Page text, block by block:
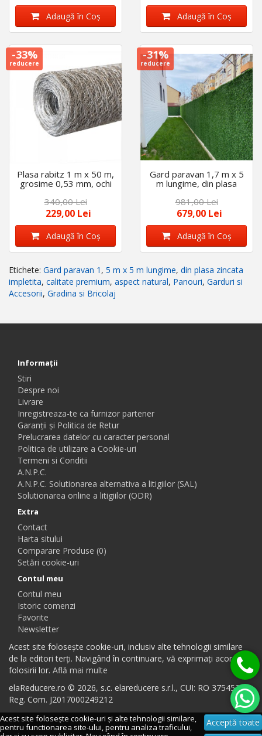
Adaugă în Coş Adaugă în Coş
-33%
reducere
Plasa rabitz 1 m x 50 m,
grosime 0,53 mm, ochi
340,00 Lei
229,00 Lei
Adaugă în Coş
-31%
reducere
Gard paravan 1,7 m x 5
m lungime, din plasa
zincata impletita, calitate
premium, aspect natural
981,00 Lei
679,00 Lei
Adaugă în Coş
Etichete: Gard paravan 1 , 5 m x 5 m lungime, din plasa zincata
impletita, calitate premium, aspect natural, Panouri, Garduri si
Accesorii, Gradina si Bricolaj
Informaţii
Stiri
Despre noi
Livrare
Inregistreaza-te ca furnizor partener
Garanții și Politica de Retur
Prelucrarea datelor cu caracter personal
Politica de utilizare a Cookie-uri
Termeni si Conditii
A.N.P.C.
A.N.P.C. Solutionarea alternativa a litigiilor (SAL)
Solutionarea online a litigiilor (ODR)
Extra
Contact
Harta sitului
Comparare Produse (0)
Setări cookie-uri
Contul meu
Contul meu
Istoric comenzi
Favorite
Newsletter
Acest site folosește cookie-uri, inclusiv alte tehnologii similare
de la editori terți. Navigând în continuare, vă exprimați acordul
folosirii lor. Află mai multe
elaReducere.ro © 2026, s.c. elareducere s.r.l., CUI: RO 37545384,
Reg. Com. J2017000249212
Acest site folosește cookie-uri și alte tehnologii similare,
pentru functionarea site-ului, pentru analiza traficului,
Acceptă toate